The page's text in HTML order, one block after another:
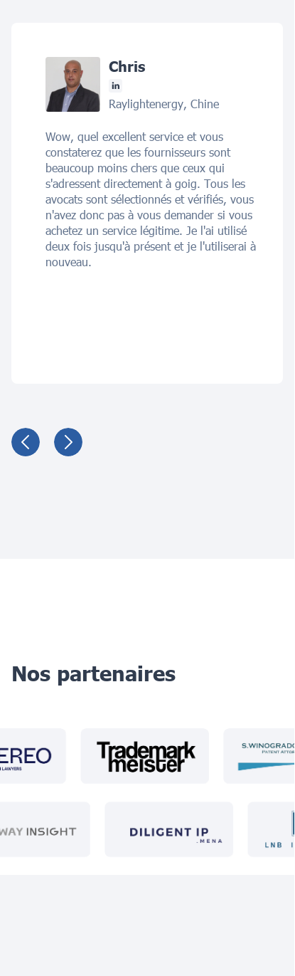
Chris
Raylightenergy, Chine
Wow, quel excellent service et vous
constaterez que les fournisseurs sont
beaucoup moins chers que ceux qui
s'adressent directement à goig. Tous les
avocats sont sélectionnés et vérifiés, vous
n'avez donc pas à vous demander si vous
achetez un service légitime. Je l'ai utilisé
deux fois jusqu'à présent et je l'utiliserai à
nouveau.
Nos partenaires